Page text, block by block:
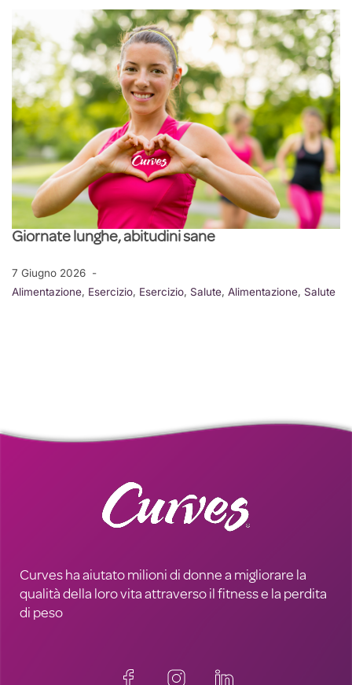
Giornate lunghe, abitudini sane
7 Giugno 2026
Alimentazione, Esercizio, Esercizio, Salute, Alimentazione, Salute
Curves ha aiutato milioni di donne a migliorare la
qualità della loro vita attraverso il fitness e la perdita
di peso